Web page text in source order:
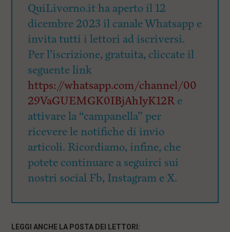
QuiLivorno.it ha aperto il 12
dicembre 2023 il canale Whatsapp e
invita tutti i lettori ad iscriversi.
Per l’iscrizione, gratuita, cliccate il
seguente link
https://whatsapp.com/channel/00
29VaGUEMGK0IBjAhIyK12Re
attivare la “campanella” per
ricevere le notifiche di invio
articoli. Ricordiamo, infine, che
potete continuare a seguirci sui
nostri social Fb, Instagram e X.
LEGGI ANCHE LA POSTA DEI LETTORI: